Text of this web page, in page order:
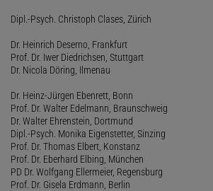
Dipl.-Psych. Christoph Clases, Zürich
Dr. Heinrich Deserno, Frankfurt
Prof. Dr. Iwer Diedrichsen, Stuttgart
Dr. Nicola Döring, Ilmenau
Dr. Heinz-Jürgen Ebenrett, Bonn
Prof. Dr. Walter Edelmann, Braunschweig
Dr. Walter Ehrenstein, Dortmund
Dipl.-Psych. Monika Eigenstetter, Sinzing
Prof. Dr. Thomas Elbert, Konstanz
Prof. Dr. Eberhard Elbing, München
PD Dr. Wolfgang Ellermeier, Regensburg
Prof. Dr. Gisela Erdmann, Berlin